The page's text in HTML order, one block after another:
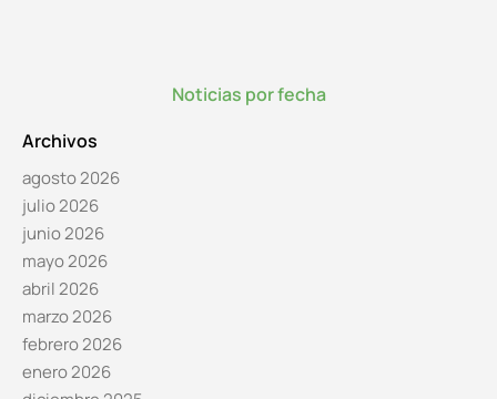
Noticias por fecha
Archivos
agosto 2026
julio 2026
junio 2026
mayo 2026
abril 2026
marzo 2026
febrero 2026
enero 2026